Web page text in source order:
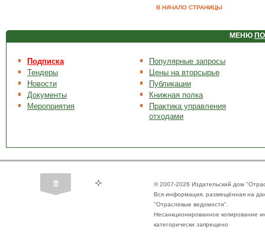
В НАЧАЛО СТРАНИЦЫ
МЕНЮ
Подписка
Тендеры
Новости
Документы
Мероприятия
Популярные запросы
Цены на вторсырье
Публикации
Книжная полка
Практика управления
отходами
© 2007-2026 Издательский дом
Вся информация, размещённая на
"Отраслевые ведомости".
Несанкционированное копирование
категорически запрещено